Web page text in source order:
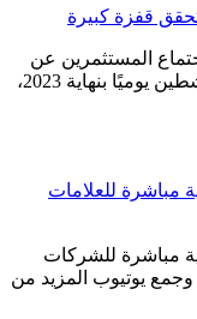
قفزة كبيرة
المستثمرين عن
نيتها مضاعفة إيراداتها وعدد مستخدميها النشطين يوميًا بنهاية 2023،
مباشرة للعلامات
مباشرة للشركات
يوتيوب المزيد من